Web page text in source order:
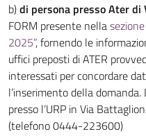
b)di persona presso Ater di
FORM presente nella
2025”, fornendo le
uffici preposti di ATER
interessati per concordare
l’inserimento della
presso l’URP in Via
(telefono 0444-223600)